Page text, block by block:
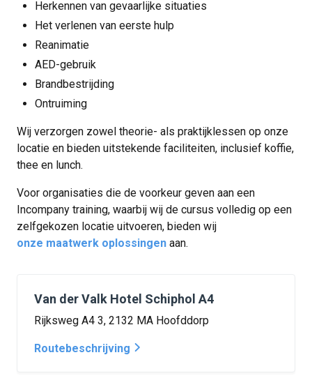
Herkennen van gevaarlijke situaties
Het verlenen van eerste hulp
Reanimatie
AED-gebruik
Brandbestrijding
Ontruiming
Wij verzorgen zowel theorie- als praktijklessen op onze
locatie en bieden uitstekende faciliteiten, inclusief koffie,
thee en lunch.
Voor organisaties die de voorkeur geven aan een
Incompany training, waarbij wij de cursus volledig op een
zelfgekozen locatie uitvoeren, bieden wij
onze maatwerk oplossingen aan.
Van der Valk Hotel Schiphol A4
Rijksweg A4 3, 2132 MA Hoofddorp
Routebeschrijving